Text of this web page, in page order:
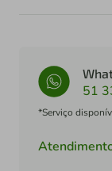
51
*Serviço